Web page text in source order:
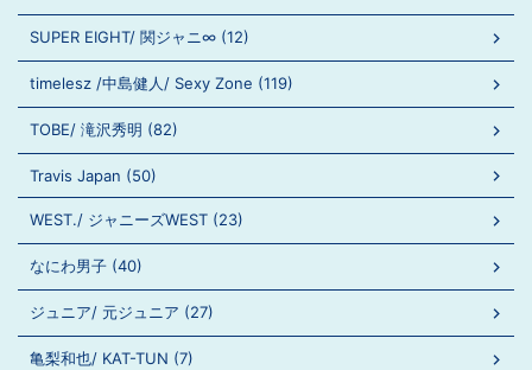
SUPER EIGHT/ 関ジャニ∞ (12)
timelesz /中島健人/ Sexy Zone (119)
TOBE/ 滝沢秀明 (82)
Travis Japan (50)
WEST./ ジャニーズWEST (23)
なにわ男子 (40)
ジュニア/ 元ジュニア (27)
亀梨和也/ KAT-TUN (7)